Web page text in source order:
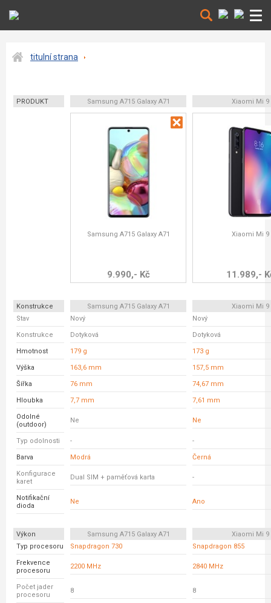
titulní strana
PRODUKT Samsung A715 Galaxy A71 Xiaomi Mi 9
Samsung A715 Galaxy A71
9.990,- Kč
Xiaomi Mi 9
11.989,-
Konstrukce Samsung A715 Galaxy A71
Xiaomi Mi 9
Stav
Nový Nový
Konstrukce Dotyková Dotyková
Hmotnost 179 g 173 g
Výška 163,6 mm 157,5 mm
Šířka 76 mm 74,67 mm
Hloubka 7,7 mm 7,61 mm
Odolné
(outdoor)
Ne Ne
Typ odolnosti - -
Barva Modrá Černá
Konfigurace
karet
Dual SIM + paměťová karta -
Notifikační
dioda
Ne Ano
Výkon Samsung A715 Galaxy A71
Xiaomi Mi 9
Typ procesoru
Snapdragon 730 Snapdragon 855
Frekvence
procesoru
2200 MHz 2840 MHz
Počet jader
procesoru
8 8